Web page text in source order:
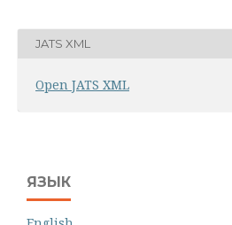
JATS XML
Open JATS XML
ЯЗЫК